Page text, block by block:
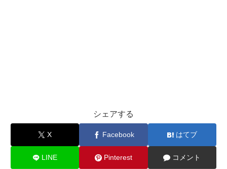
シェアする
X Facebook はてブ
LINE Pinterest コメント